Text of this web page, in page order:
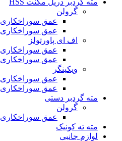
گرولن
عمق سوراخکاری ۳۰ میلی‌متر
عمق سوراخکاری ۵۰ میلی‌متر
اف ای پاورتولز
عمق سوراخکاری ۳۰ میلی‌متر
عمق سوراخکاری ۵۰ میلی‌متر
ویکینگر
عمق سوراخکاری ۳۰ میلی‌متر
عمق سوراخکاری ۵۰ میلی‌متر
مته گردبر دستی
گرولن
عمق سوراخکاری ۵ میلی‌متر
مته ته کونیک
لوازم جانبی